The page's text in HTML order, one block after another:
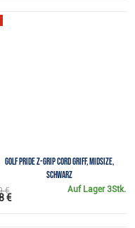
Golf Pride Z-Grip Cord Griff, MIDSIZE,
schwarz
Auf Lager3Stk.
€
€